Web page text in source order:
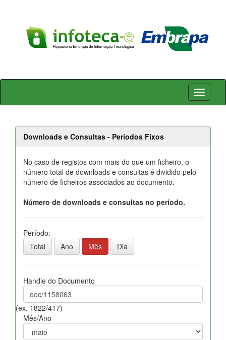
Skip
Downloads e Consultas - Períodos Fixos
No caso de registos com mais do que um ficheiro, o
número total de downloads e consultas é dividido pelo
número de ficheiros associados ao documento.
Número de downloads e consultas no período.
Período:
Total
Ano Mês Dia
Handle do Documento
(ex. 1822/417)
Mês/Ano